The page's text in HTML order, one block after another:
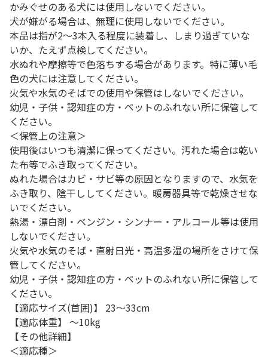
かみぐせのある犬には使用しないでください。
犬が嫌がる場合は、無理に使用しないでください。
本品は指が2～3本入る程度に装着し、しまり過ぎていな
いか、たえず点検してください。
水ぬれや摩擦等で色落ちする場合があります。特に薄い毛
色の犬には注意してください。
火気や水気のそばでの使用や保管はしないでください。
幼児・子供・認知症の方・ペットのふれない所に保管して
ください。
＜保管上の注意＞
使用後はいつも清潔に保ってください。汚れた場合は乾い
た布等でふき取ってください。
ぬれた場合はカビ・サビ等の原因となりますので、水気を
ふき取り、陰干ししてください。暖房器具等で乾燥させな
いでください。
熱湯・漂白剤・ベンジン・シンナー・アルコール等は使用
しないでください。
火気や水気のそば・直射日光・高温多湿の場所をさけて保
管してください。
幼児・子供・認知症の方・ペットのふれない所に保管して
ください。
【適応サイズ(首囲)】 23～33cm
【適応体重】 ～10kg
【その他詳細】
＜適応種＞